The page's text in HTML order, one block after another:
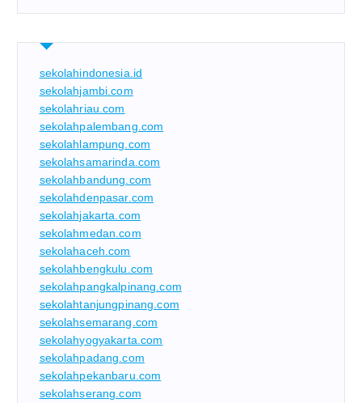
sekolahindonesia.id
sekolahjambi.com
sekolahriau.com
sekolahpalembang.com
sekolahlampung.com
sekolahsamarinda.com
sekolahbandung.com
sekolahdenpasar.com
sekolahjakarta.com
sekolahmedan.com
sekolahaceh.com
sekolahbengkulu.com
sekolahpangkalpinang.com
sekolahtanjungpinang.com
sekolahsemarang.com
sekolahyogyakarta.com
sekolahpadang.com
sekolahpekanbaru.com
sekolahserang.com